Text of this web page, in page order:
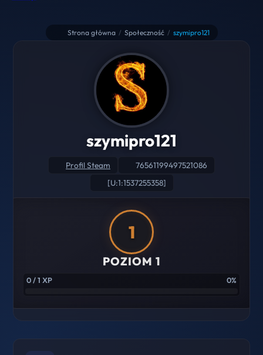
Strona główna / Społeczność / szymipro121
szymipro121
Profil Steam
76561199497521086
[U:1:1537255358]
1
POZIOM 1
0 / 1 XP 0%